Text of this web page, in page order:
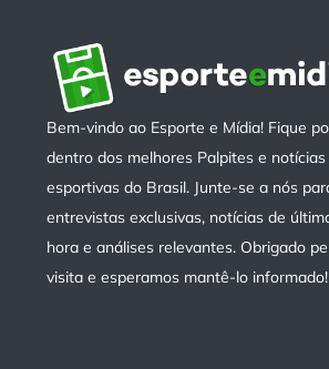
Bem-vindo ao Esporte e Mídia! Fique
dentro dos melhores Palpites e notícias
esportivas do Brasil. Junte-se a nós
entrevistas exclusivas, notícias de
hora e análises relevantes. Obrigado
visita e esperamos mantê-lo informado!